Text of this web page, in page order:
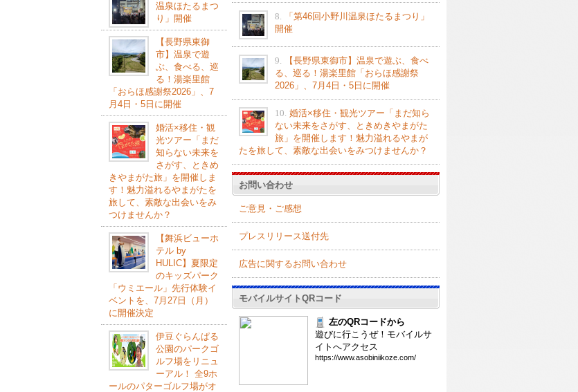
温泉ほたるまつ
り」開催
【長野県東御
市】温泉で遊
ぶ、食べる、巡
る！湯楽里館
「おらほ感謝祭2026」、7
月4日・5日に開催
婚活×移住・観
光ツアー「まだ
知らない未来を
さがす、ときめ
きやまがた旅」を開催しま
す！魅力溢れるやまがたを
旅して、素敵な出会いをみ
つけませんか？
【舞浜ビューホ
テル by
HULIC】夏限定
のキッズパーク
「ウミエール」先行体験イ
ベントを、7月27日（月）
に開催決定
伊豆ぐらんぱる
公園のパークゴ
ルフ場をリニュ
ーアル！ 全9ホ
ールのパターゴルフ場がオ
8.
「第46回小野川温泉ほたるまつり」
開催
9.
【長野県東御市】温泉で遊ぶ、食べ
る、巡る！湯楽里館「おらほ感謝祭
2026」、7月4日・5日に開催
10. 婚活×移住・観光ツアー「まだ知ら
ない未来をさがす、ときめきやまがた
旅」を開催します！魅力溢れるやまが
たを旅して、素敵な出会いをみつけませんか？
お問い合わせ
ご意見・ご感想
プレスリリース送付先
広告に関するお問い合わせ
モバイルサイトQRコード
左のQRコードから
遊びに行こうぜ！モバイルサ
イトへアクセス
https://www.asobiniikoze.com/